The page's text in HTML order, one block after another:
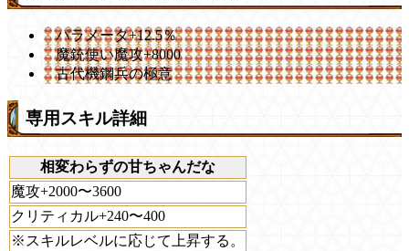
パラメータ+12.5％
魔銃使い魔攻+8000
古代機鋼兵の極意
専用スキル詳細
相変わらずの甘ちゃんだな
魔攻+2000〜3600
クリティカル+240〜400
※スキルレベルに応じて上昇する。